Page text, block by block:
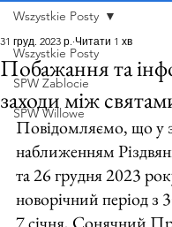
Wszystkie Posty
SPW Zablocie
SPW Willowe
Wszystkie Posty
Побажання та
заходи між
31 груд. 2023 р. Читати 1 хв
Повідомляємо, що у
наближенням
та 26 грудня 2023
новорічний період з